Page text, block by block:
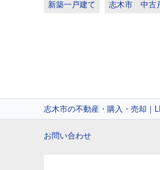
新築一戸建て 志木市 中古
志木市の不動産・購入・売却｜
お問い合わせ